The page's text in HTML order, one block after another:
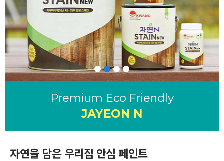
Premium Eco Friendly
JAYEON N
자연을 담은 우리집 안심 페인트